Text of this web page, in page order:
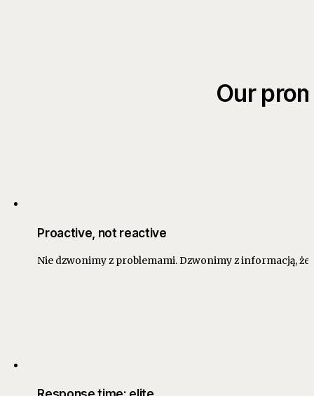
Our
Proactive, not reactive
Nie dzwonimy z problemami. Dzwonimy z informacją, że